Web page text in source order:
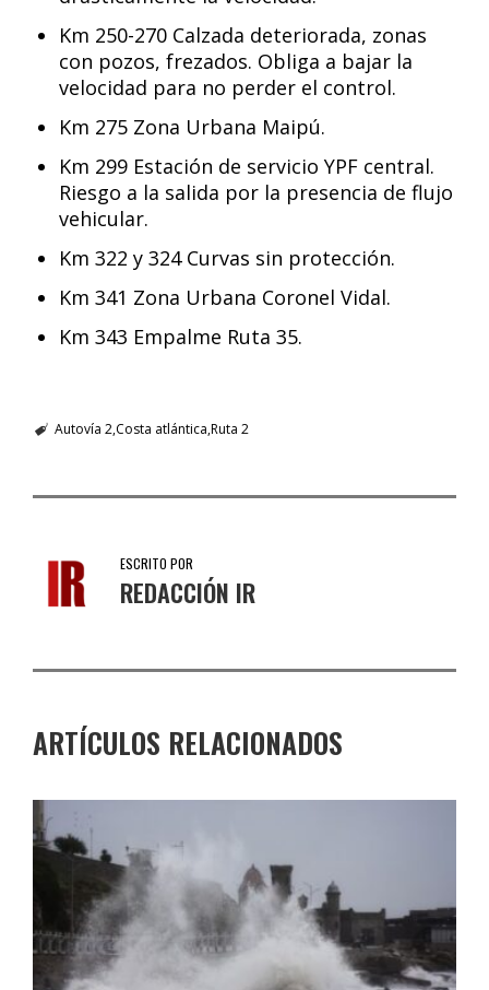
Km 250-270 Calzada deteriorada, zonas
con pozos, frezados. Obliga a bajar la
velocidad para no perder el control.
Km 275 Zona Urbana Maipú.
Km 299 Estación de servicio YPF central.
Riesgo a la salida por la presencia de flujo
vehicular.
Km 322 y 324 Curvas sin protección.
Km 341 Zona Urbana Coronel Vidal.
Km 343 Empalme Ruta 35.
Autovía 2Costa atlántica Ruta 2
ESCRITO POR
REDACCIÓN IR
ARTÍCULOS RELACIONADOS